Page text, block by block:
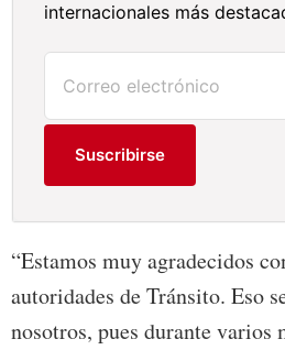
internacionales más
Suscribirse
“Estamos muy agradecidos
autoridades de Tránsito. Eso
nosotros, pues durante varios